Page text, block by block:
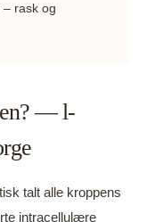
rask og
— l-
talt alle kroppens
intracellulære